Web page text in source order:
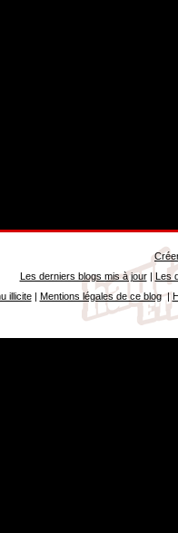
Les derniers blogs mis à jour| Les
illicite| Mentions légales de ce blog|